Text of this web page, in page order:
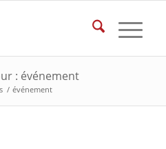
: événement
/ événement